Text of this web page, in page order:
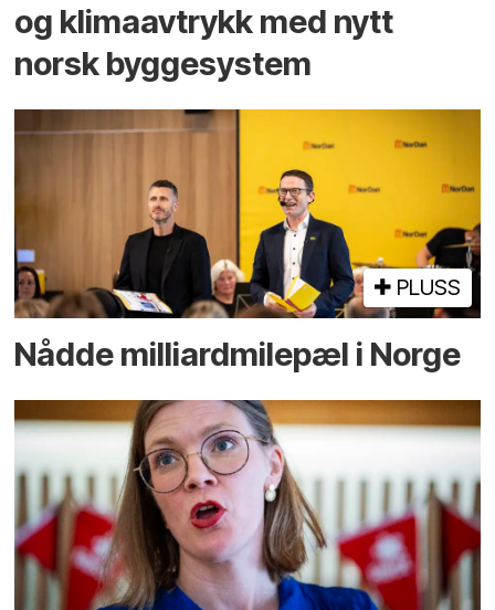
og klima­avtrykk med nytt
norsk bygge­system
PLUSS
Nådde milliard­­milepæl i Norge